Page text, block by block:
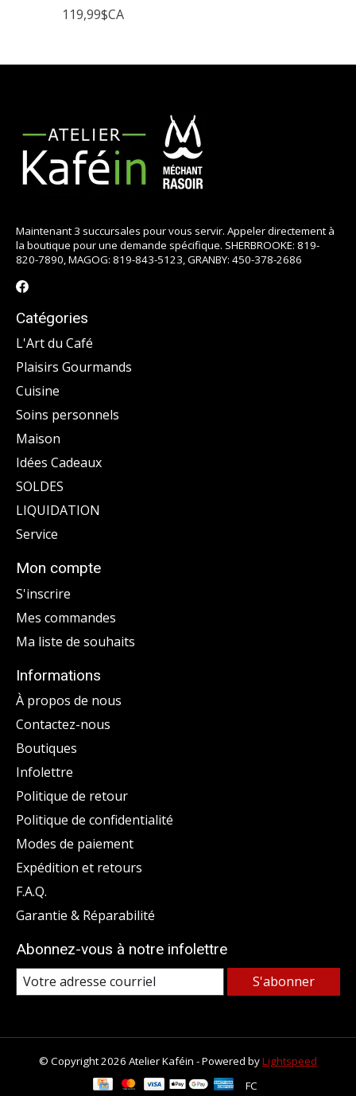
119,99$CA
Maintenant 3 succursales pour vous servir. Appeler directement à
la boutique pour une demande spécifique. SHERBROOKE: 819-
820-7890, MAGOG: 819-843-5123, GRANBY: 450-378-2686
Catégories
L'Art du Café
Plaisirs Gourmands
Cuisine
Soins personnels
Maison
Idées Cadeaux
SOLDES
LIQUIDATION
Service
Mon compte
S'inscrire
Mes commandes
Ma liste de souhaits
Informations
À propos de nous
Contactez-nous
Boutiques
Infolettre
Politique de retour
Politique de confidentialité
Modes de paiement
Expédition et retours
F.A.Q.
Garantie & Réparabilité
Abonnez-vous à notre infolettre
S'abonner
© Copyright 2026 Atelier Kaféin - Powered byLightspeed
FC